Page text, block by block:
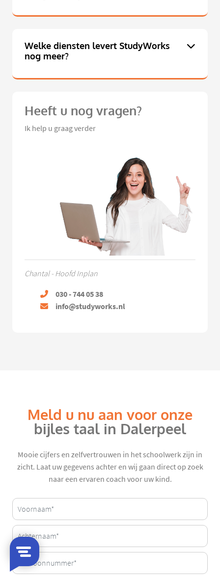
Welke diensten levert StudyWorks
nog meer?
Heeft u nog vragen?
Ik help u graag verder
Chantal - Hoofd Inplan
030 - 744 05 38
info@studyworks.nl
Meld u nu aan voor onze
bijles taal in Dalerpeel
Mooie cijfers en zelfvertrouwen in het schoolwerk zijn in
zicht. Laat uw gegevens achter en wij gaan direct op zoek
naar een ervaren coach voor uw kind.